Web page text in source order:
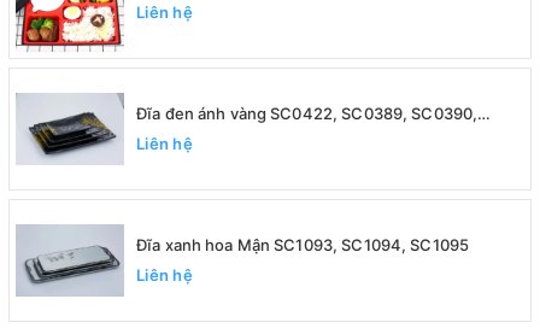
Liên hệ
Đĩa đen ánh vàng SC0422, SC0389, SC0390,
SC0391
Liên hệ
Đĩa xanh hoa Mận SC1093, SC1094, SC1095
Liên hệ